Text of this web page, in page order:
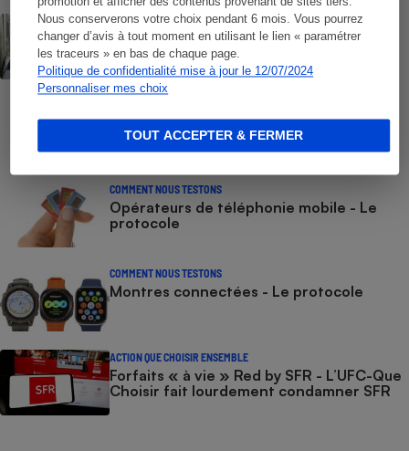
Nous conserverons votre choix pendant 6 mois. Vous pourrez
changer d’avis à tout moment en utilisant le lien « paramétrer
les traceurs » en bas de chaque page.
Politique de confidentialité mise à jour le 12/07/2024
Personnaliser mes choix
TOUT ACCEPTER & FERMER
ACTUALITÉ
Numéros de services clients gratuits - La
liste des numéros non surtaxés
Smartphones - Le protocole
COMMENT NOUS TESTONS
Opérateurs de téléphonie mobile - Le
protocole
COMMENT NOUS TESTONS
Montres connectées - Le protocole
ACTION QUE CHOISIR ENSEMBLE
Forfaits « à vie » Red by SFR - L’UFC-Que
Choisir fait lourdement condamner SFR